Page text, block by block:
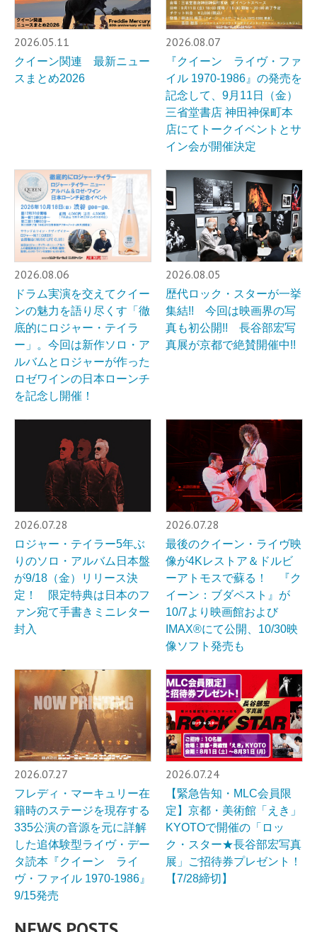
2026.05.11
クイーン関連 最新ニュー
スまとめ2026
2026.08.07
『クイーン ライヴ・ファ
イル 1970-1986』の発売を
記念して、9月11日（金）
三省堂書店 神田神保町本
店にてトークイベントとサ
イン会が開催決定
2026.08.06
ドラム実演を交えてクイー
ンの魅力を語り尽くす「徹
底的にロジャー・テイラ
ー」。今回は新作ソロ・ア
ルバムとロジャーが作った
ロゼワインの日本ローンチ
を記念し開催！
2026.08.05
歴代ロック・スターが一挙
集結!! 今回は映画界の写
真も初公開!! 長谷部宏写
真展が京都で絶賛開催中!!
2026.07.28
ロジャー・テイラー5年ぶ
りのソロ・アルバム日本盤
が9/18（金）リリース決
定！ 限定特典は日本のフ
ァン宛て手書きミニレター
封入
2026.07.28
最後のクイーン・ライヴ映
像が4Kレストア＆ドルビ
ーアトモスで蘇る！ 『ク
イーン：ブダペスト』が
10/7より映画館および
IMAX®︎にて公開、10/30映
像ソフト発売も
2026.07.27
フレディ・マーキュリー在
籍時のステージを現存する
335公演の音源を元に詳解
した追体験型ライヴ・デー
タ読本『クイーン ライ
ヴ・ファイル 1970-1986』
9/15発売
2026.07.24
【緊急告知・MLC会員限
定】京都・美術館「えき」
KYOTOで開催の「ロッ
ク・スター★長谷部宏写真
展」ご招待券プレゼント！
【7/28締切】